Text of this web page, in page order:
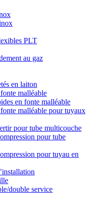
PLT
au gaz
en laiton
malléable
en fonte malléable
malléable pour tuyaux
pour tube multicouche
pour tube
pour tuyau en
double service